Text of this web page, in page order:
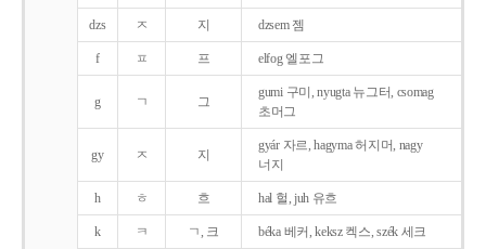
dzs ㅈ 지 dzsem 젬
f ㅍ 프 elfog 엘포그
g ㄱ 그
gumi 구미, nyugta 뉴그터, csomag
초머그
gy ㅈ 지
gyár 자르, hagyma 허지머, nagy
너지
h ㅎ 흐 hal 헐, juh 유흐
k ㅋ ㄱ, 크 béka 베커, keksz 켁스, szék 세크